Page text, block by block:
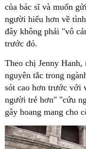
của bác sĩ và muốn
người hiểu hơn về
đây không phải "vô
trước đó.
Theo chị Jenny
nguyên tắc trong
sót cao hơn trước với
người trẻ hơn" "cứu
gây hoang mang cho